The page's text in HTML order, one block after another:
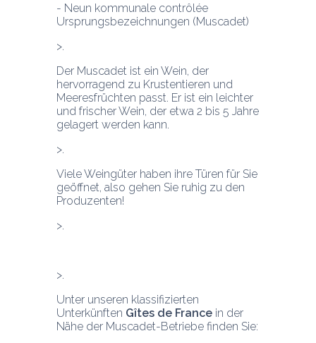
- Neun kommunale contrôlée
Ursprungsbezeichnungen (Muscadet)
Der Muscadet ist ein Wein, der
hervorragend zu Krustentieren und
Meeresfrüchten passt. Er ist ein leichter
und frischer Wein, der etwa 2 bis 5 Jahre
gelagert werden kann.
Viele Weingüter haben ihre Türen für Sie
geöffnet, also gehen Sie ruhig zu den
Produzenten!
Unter unseren klassifizierten
Unterkünften Gîtes de France in der
Nähe der Muscadet-Betriebe finden Sie: